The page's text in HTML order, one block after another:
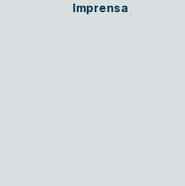
Imprensa